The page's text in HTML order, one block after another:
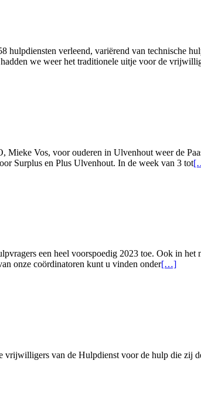
verleend, variërend van technische
we weer het traditionele uitje voor de
Vos, voor ouderen in Ulvenhout weer de
Surplus en Plus Ulvenhout. In de week van 3 tot
een heel voorspoedig 2023 toe. Ook in
onze coördinatoren kunt u vinden onderLees
[…]
van de Hulpdienst voor de hulp die zij